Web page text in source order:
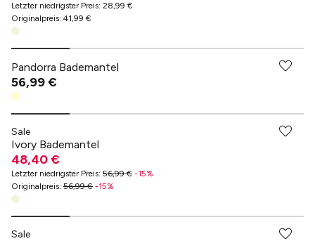
Letzter niedrigster Preis: 28,99 €
Originalpreis: 41,99 €
Pandorra Bademantel
56,99 €
Sale
Ivory Bademantel
48,40 €
Letzter niedrigster Preis: 56,99 € -15%
Originalpreis: 56,99 € -15%
Sale